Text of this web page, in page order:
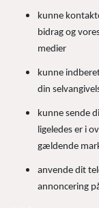
kunne
bidrag og
medier
kunne
din
kunne sende
ligeledes er i
gældende
anvende dit
annoncering